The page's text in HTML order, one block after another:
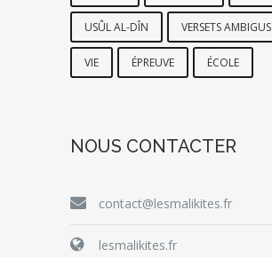
USÛL AL-DÎN VERSETS AMBIGUS
VIE ÉPREUVE ÉCOLE
NOUS CONTACTER
contact@lesmalikites.fr
lesmalikites.fr